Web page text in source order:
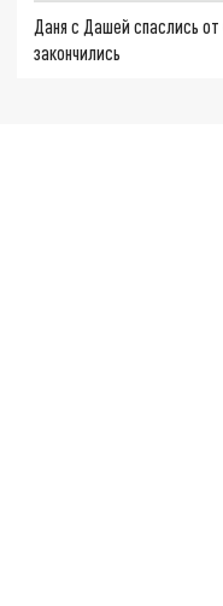
Даня с Дашей спаслись
закончились